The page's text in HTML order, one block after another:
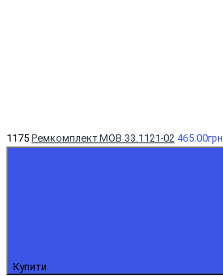
1175 Ремкомплект МОВ 33.1121-02 465.00грн
Купити